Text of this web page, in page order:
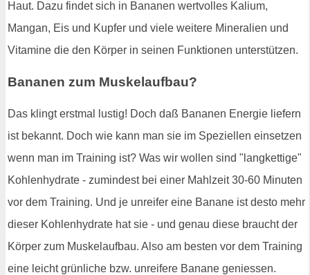
Haut. Dazu findet sich in Bananen wertvolles Kalium,
Mangan, Eis und Kupfer und viele weitere Mineralien und
Vitamine die den Körper in seinen Funktionen unterstützen.
Bananen zum Muskelaufbau?
Das klingt erstmal lustig! Doch daß Bananen Energie liefern
ist bekannt. Doch wie kann man sie im Speziellen einsetzen
wenn man im Training ist? Was wir wollen sind "langkettige"
Kohlenhydrate - zumindest bei einer Mahlzeit 30-60 Minuten
vor dem Training. Und je unreifer eine Banane ist desto mehr
dieser Kohlenhydrate hat sie - und genau diese braucht der
Körper zum Muskelaufbau. Also am besten vor dem Training
eine leicht grünliche bzw. unreifere Banane geniessen.